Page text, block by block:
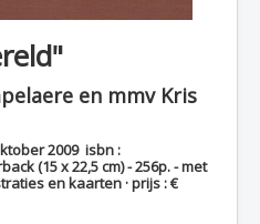
en mmv Kris
2009 isbn :
(15 x 22,5 cm) - 256p. - met
en kaarten · prijs : €